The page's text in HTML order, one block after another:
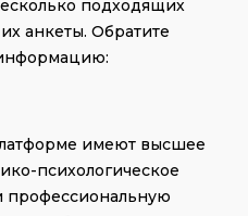
подходящих
анкеты. Обратите
имеют высшее
психологическое
профессиональную